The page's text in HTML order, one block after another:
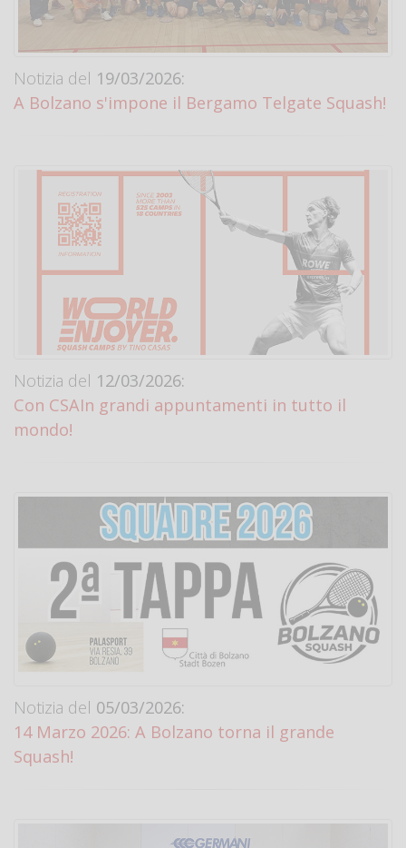
Notizia del 19/03/2026:
A Bolzano s'impone il Bergamo Telgate Squash!
Notizia del 12/03/2026:
Con CSAIn grandi appuntamenti in tutto il
mondo!
Notizia del 05/03/2026:
14 Marzo 2026: A Bolzano torna il grande
Squash!